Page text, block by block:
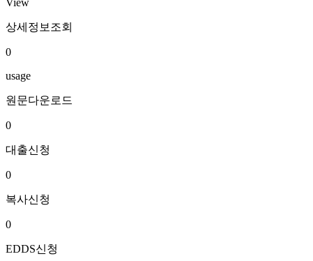
View
상세정보조회
0
usage
원문다운로드
0
대출신청
0
복사신청
0
EDDS신청